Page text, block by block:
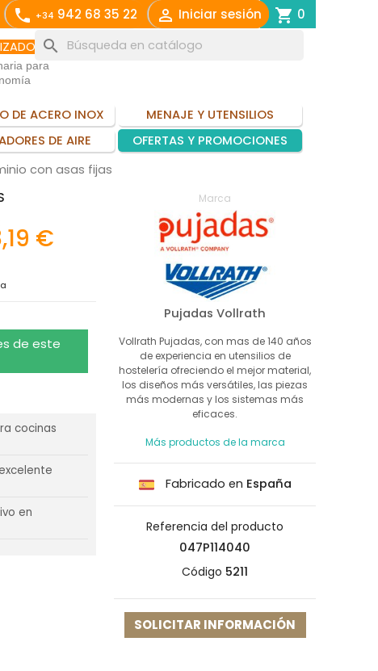
call +34 942 68 35 22  Iniciar sesión shopping_cart 0
para
search
DE ACERO INOX
MENAJE Y UTENSILIOS
DE AIRE OFERTAS Y PROMOCIONES
con asas fijas
€
de este
cocinas
en
Marca
Pujadas Vollrath
Vollrath Pujadas, con mas de 140 años
de experiencia en utensilios de
hostelería ofreciendo el mejor material,
los diseños más versátiles, las piezas
más modernas y los sistemas más
eficaces.
Más productos de la marca
Fabricado en España
Referencia del producto
047P114040
Código 5211
SOLICITAR INFORMACIÓN